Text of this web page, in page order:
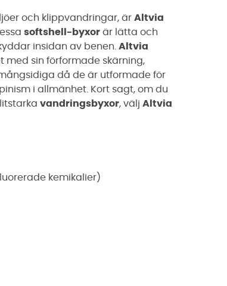
och klippvandringar, är Altvia
softshell-byxor är lätta och
insidan av benen. Altvia
med sin förformade skärning,
då de är utformade för
i allmänhet. Kort sagt, om du
vandringsbyxor, välj Altvia
kemikalier)